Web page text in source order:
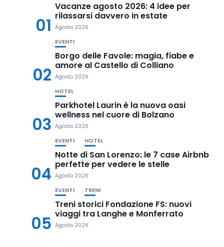
01
Vacanze agosto 2026: 4 idee per
rilassarsi davvero in estate
Agosto 2026
02
EVENTI
Borgo delle Favole: magia, fiabe e
amore al Castello di Colliano
Agosto 2026
03
HOTEL
Parkhotel Laurin è la nuova oasi
wellness nel cuore di Bolzano
Agosto 2026
04
EVENTI HOTEL
Notte di San Lorenzo: le 7 case Airbnb
perfette per vedere le stelle
Agosto 2026
05
EVENTI TRENI
Treni storici Fondazione FS: nuovi
viaggi tra Langhe e Monferrato
Agosto 2026